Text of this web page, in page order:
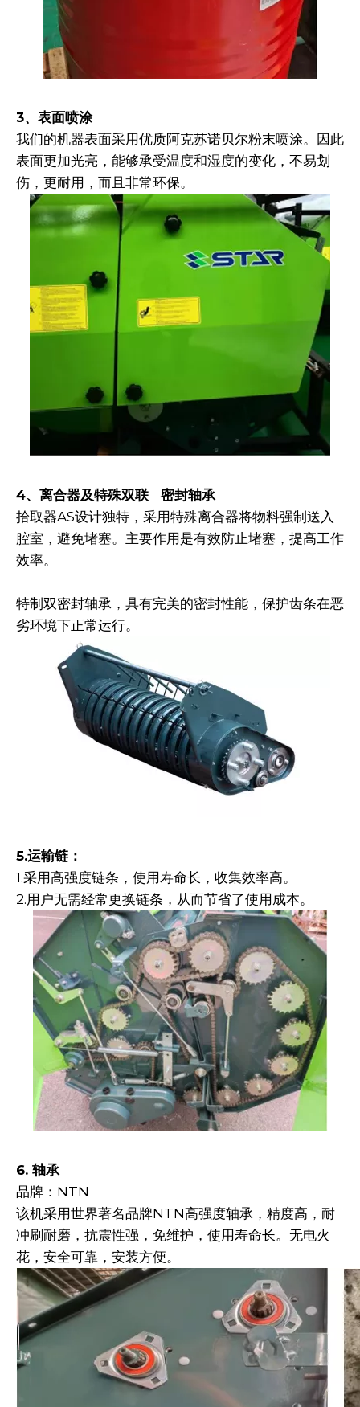
3、表面喷涂
我们的机器表面采用优质阿克苏诺贝尔粉末喷涂。因此
表面更加光亮，能够承受温度和湿度的变化，不易划
伤，更耐用，而且非常环保。
4、离合器及特殊双联 密封轴承
拾取器AS设计独特，采用特殊离合器将物料强制送入
腔室，避免堵塞。主要作用是有效防止堵塞，提高工作
效率。
特制双密封轴承，具有完美的密封性能，保护齿条在恶
劣环境下正常运行。
5.运输链：
1.采用高强度链条，使用寿命长，收集效率高。
2.用户无需经常更换链条，从而节省了使用成本。
6. 轴承
品牌：NTN
该机采用世界著名品牌NTN高强度轴承，精度高，耐
冲刷耐磨，抗震性强，免维护，使用寿命长。无电火
花，安全可靠，安装方便。